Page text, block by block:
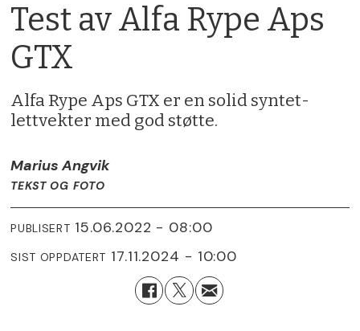
Test av Alfa Rype Aps
GTX
Alfa Rype Aps GTX er en solid syntet-
lettvekter med god støtte.
Marius Angvik
TEKST OG FOTO
PUBLISERT 15.06.2022 - 08:00
SIST OPPDATERT 17.11.2024 - 10:00